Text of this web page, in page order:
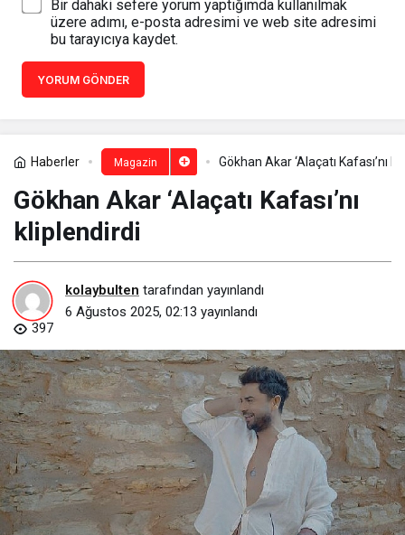
Bir dahaki sefere yorum yaptığımda kullanılmak
üzere adımı, e-posta adresimi ve web site adresimi
bu tarayıcıya kaydet.
YORUM GÖNDER
Haberler Magazin Gökhan Akar ‘Alaçatı Kafası’nı
Gökhan Akar ‘Alaçatı Kafası’nı
kliplendirdi
kolaybulten tarafından yayınlandı
6 Ağustos 2025, 02:13 yayınlandı
397